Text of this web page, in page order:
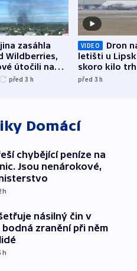
zasáhla
Wildberries,
útočili na
či
před 3 h
VIDEO
Dron
letišti u
skoro kilo
indicie
před 3h
Domácí
chybějící peníze na
Jsou nenárokové,
h
násilný čin v
zranění při něm
h